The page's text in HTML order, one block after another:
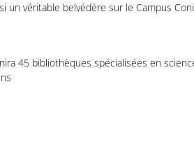
un véritable belvédère sur le Campus
45 bibliothèques spécialisées en